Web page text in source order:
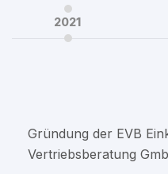
2021
Gründung der EVB
Vertriebsberatung